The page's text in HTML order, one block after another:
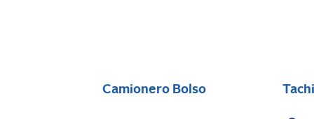
Camionero Bolso